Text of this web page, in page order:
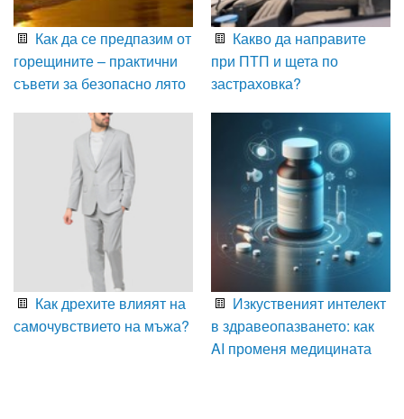
Как да се предпазим от
горещините – практични
съвети за безопасно лято
Какво да направите
при ПТП и щета по
застраховка?
Как дрехите влияят на
самочувствието на мъжа?
Изкуственият интелект
в здравеопазването: как
AI променя медицината